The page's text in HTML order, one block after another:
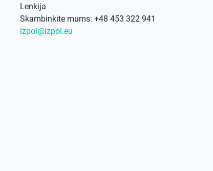
Lenkija
Skambinkite mums: +48 453 322 941
izpol@izpol.eu